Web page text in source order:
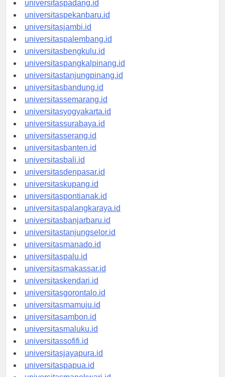
universitaspadang.id
universitaspekanbaru.id
universitasjambi.id
universitaspalembang.id
universitasbengkulu.id
universitaspangkalpinang.id
universitastanjungpinang.id
universitasbandung.id
universitassemarang.id
universitasyogyakarta.id
universitassurabaya.id
universitasserang.id
universitasbanten.id
universitasbali.id
universitasdenpasar.id
universitaskupang.id
universitaspontianak.id
universitaspalangkaraya.id
universitasbanjarbaru.id
universitastanjungselor.id
universitasmanado.id
universitaspalu.id
universitasmakassar.id
universitaskendari.id
universitasgorontalo.id
universitasmamuju.id
universitasambon.id
universitasmaluku.id
universitassofifi.id
universitasjayapura.id
universitaspapua.id